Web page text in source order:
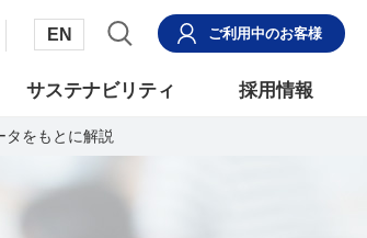
EN ご利用中のお客様
サステナビリティ 採用情報
をもとに解説